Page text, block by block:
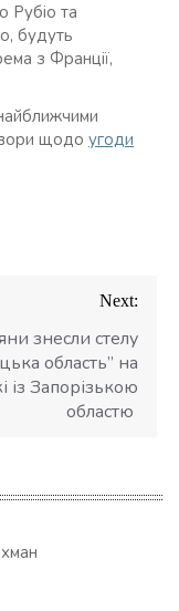
та
будуть
з Франції,
щодо угоди
Next:
знесли стелу
область” на
із Запорізькою
областю